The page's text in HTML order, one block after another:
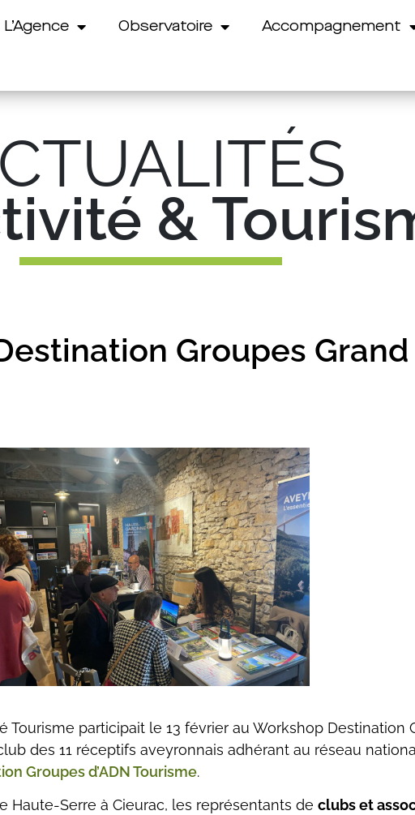
L’Agence Observatoire Accompagnement
&
Groupes Grand
Tourisme participait le 13 février au Workshop Destination
des 11 réceptifs aveyronnais adhérant au réseau
Groupes d’ADN Tourisme.
Haute-Serre à Cieurac, les représentants de clubs et